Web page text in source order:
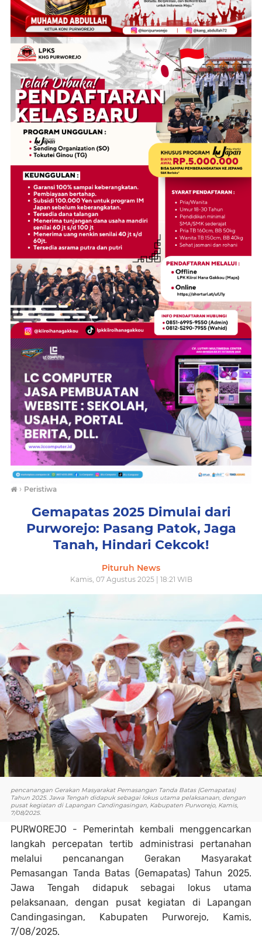
› Peristiwa
Gemapatas 2025 Dimulai dari
Purworejo: Pasang Patok, Jaga
Tanah, Hindari Cekcok!
Pituruh News
Kamis, 07 Agustus 2025 | 18:21 WIB
pencanangan Gerakan Masyarakat Pemasangan Tanda Batas (Gemapatas)
Tahun 2025. Jawa Tengah didapuk sebagai lokus utama pelaksanaan, dengan
pusat kegiatan di Lapangan Candingasingan, Kabupaten Purworejo, Kamis,
7/08/2025.
PURWOREJO - Pemerintah kembali menggencarkan
langkah percepatan tertib administrasi pertanahan
melalui pencanangan Gerakan Masyarakat
Pemasangan Tanda Batas (Gemapatas) Tahun 2025.
Jawa Tengah didapuk sebagai lokus utama
pelaksanaan, dengan pusat kegiatan di Lapangan
Candingasingan, Kabupaten Purworejo, Kamis,
7/08/2025.